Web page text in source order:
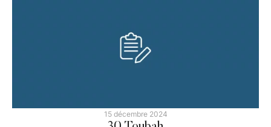
15 décembre 2024